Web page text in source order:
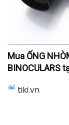
Mua ỐNG
BINOCULARS
tiki.vn